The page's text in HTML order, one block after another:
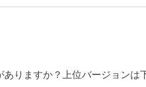
りますか？上位バージョンは